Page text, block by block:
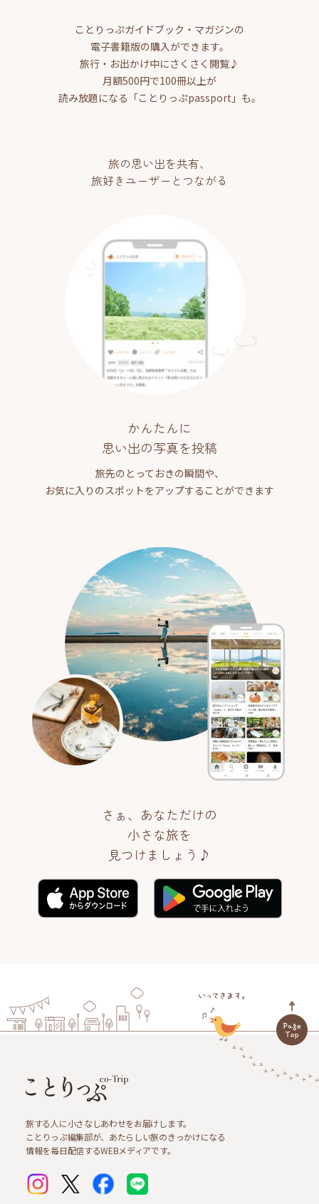
ことりっぷガイドブック・マガジンの
電子書籍版の購入ができます。
旅行・お出かけ中にさくさく閲覧♪
月額500円で100冊以上が
読み放題になる「ことりっぷpassport」も。
旅の思い出を共有、
旅好きユーザーとつながる
かんたんに
思い出の写真を投稿
旅先のとっておきの瞬間や、
お気に入りのスポットをアップすることができます
さぁ、あなただけの
小さな旅を
見つけましょう♪
旅する人に小さなしあわせをお届けします。
ことりっぷ編集部が、あたらしい旅のきっかけになる
情報を毎日配信するWEBメディアです。